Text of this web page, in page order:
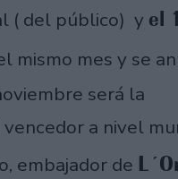
( del público) y el
mismo mes y se
será la
a nivel
embajador de